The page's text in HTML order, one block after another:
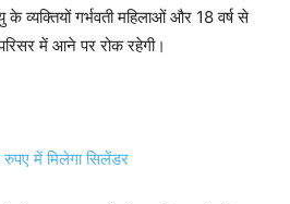
गर्भवती महिलाओं और 18 वर्ष से
में आने पर रोक रहेगी।
में मिलेगा सिलेंडर